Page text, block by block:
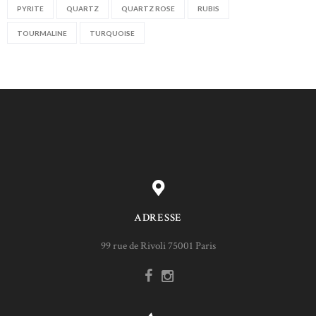
PYRITE QUARTZ QUARTZ ROSE RUBIS
TOURMALINE TURQUOISE
ADRESSE
99 rue de Rivoli 75001 Paris